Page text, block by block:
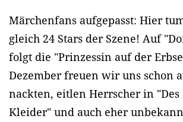
Märchenfans aufgepasst: Hier
gleich 24 Stars der Szene! Auf
folgt die "Prinzessin auf der
Dezember freuen wir uns schon
nackten, eitlen Herrscher in "Des
Kleider" und auch eher